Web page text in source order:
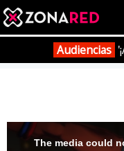
HOME
Audiencias
Vídeos Tráiler
The media could